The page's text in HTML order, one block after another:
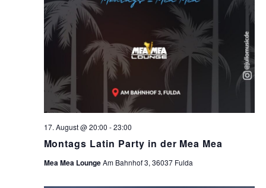
Montags Latin Party in der Mea Mea
17. August @ 20:00 -23:00
Mea Mea LoungeAm Bahnhof 3, 36037 Fulda